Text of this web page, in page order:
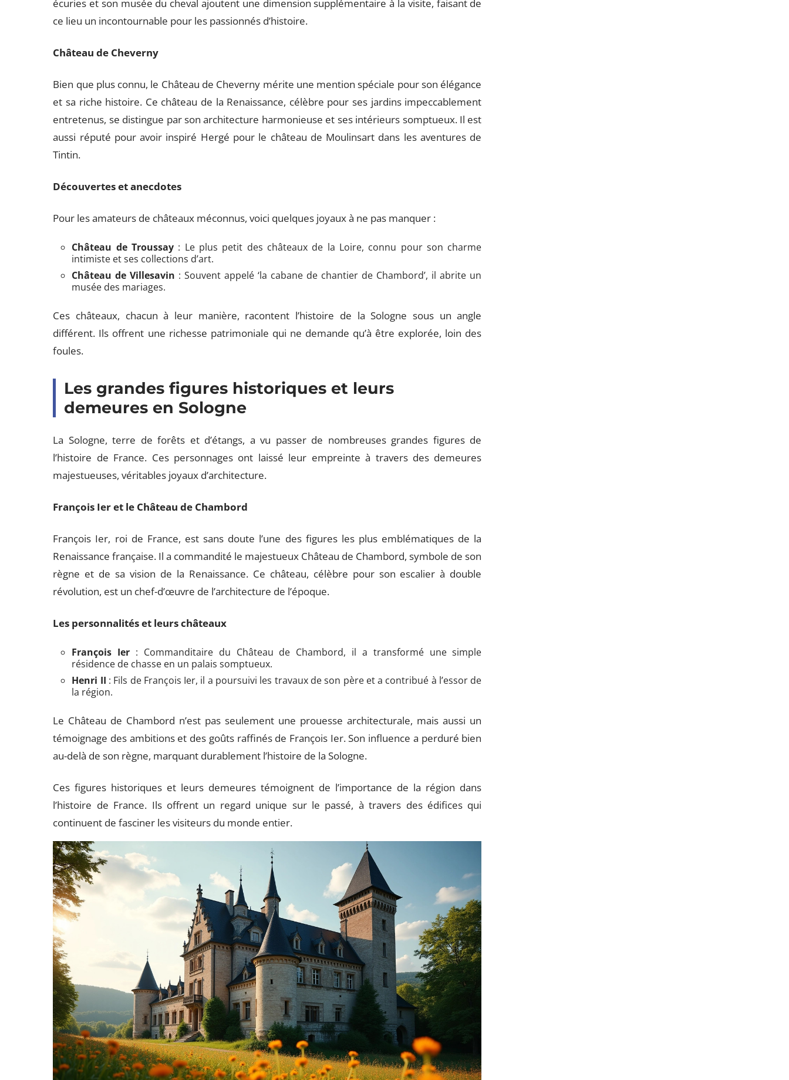
écuries et son musée du cheval ajoutent une dimension supplémentaire à la visite, faisant de
ce lieu un incontournable pour les passionnés d’histoire.
Château de Cheverny
Bien que plus connu, le Château de Cheverny mérite une mention spéciale pour son élégance
et sa riche histoire. Ce château de la Renaissance, célèbre pour ses jardins impeccablement
entretenus, se distingue par son architecture harmonieuse et ses intérieurs somptueux. Il est
aussi réputé pour avoir inspiré Hergé pour le château de Moulinsart dans les aventures de
Tintin.
Découvertes et anecdotes
Pour les amateurs de châteaux méconnus, voici quelques joyaux à ne pas manquer :
Château de Troussay : Le plus petit des châteaux de la Loire, connu pour son charme
intimiste et ses collections d’art.
Château de Villesavin : Souvent appelé ‘la cabane de chantier de Chambord’, il abrite un
musée des mariages.
Ces châteaux, chacun à leur manière, racontent l’histoire de la Sologne sous un angle
différent. Ils offrent une richesse patrimoniale qui ne demande qu’à être explorée, loin des
foules.
Les grandes figures historiques et leurs
demeures en Sologne
La Sologne, terre de forêts et d’étangs, a vu passer de nombreuses grandes figures de
l’histoire de France. Ces personnages ont laissé leur empreinte à travers des demeures
majestueuses, véritables joyaux d’architecture.
François Ier et le Château de Chambord
François Ier, roi de France, est sans doute l’une des figures les plus emblématiques de la
Renaissance française. Il a commandité le majestueux Château de Chambord, symbole de son
règne et de sa vision de la Renaissance. Ce château, célèbre pour son escalier à double
révolution, est un chef-d’œuvre de l’architecture de l’époque.
Les personnalités et leurs châteaux
François Ier : Commanditaire du Château de Chambord, il a transformé une simple
résidence de chasse en un palais somptueux.
Henri II : Fils de François Ier, il a poursuivi les travaux de son père et a contribué à l’essor de
la région.
Le Château de Chambord n’est pas seulement une prouesse architecturale, mais aussi un
témoignage des ambitions et des goûts raffinés de François Ier. Son influence a perduré bien
au-delà de son règne, marquant durablement l’histoire de la Sologne.
Ces figures historiques et leurs demeures témoignent de l’importance de la région dans
l’histoire de France. Ils offrent un regard unique sur le passé, à travers des édifices qui
continuent de fasciner les visiteurs du monde entier.